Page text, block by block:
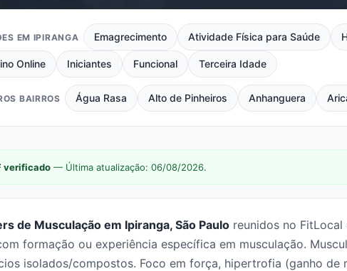
EM IPIRANGA Emagrecimento Atividade Física para Saúde
Online Iniciantes Funcional Terceira Idade
BAIRROS Água Rasa Alto de Pinheiros Anhanguera
verificado — Última atualização: 06/08/2026.
de Musculação em Ipiranga, São Paulo reunidos no
formação ou experiência específica em musculação.
isolados/compostos. Foco em força, hipertrofia (ganho